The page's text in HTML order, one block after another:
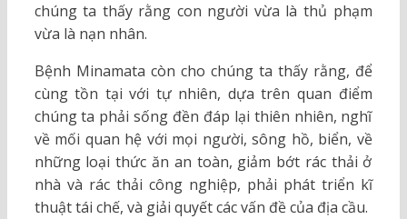
chúng ta thấy rằng con người vừa là thủ phạm
vừa là nạn nhân.
Bệnh Minamata còn cho chúng ta thấy rằng, để
cùng tồn tại với tự nhiên, dựa trên quan điểm
chúng ta phải sống đền đáp lại thiên nhiên, nghĩ
về mối quan hệ với mọi người, sông hồ, biển, về
những loại thức ăn an toàn, giảm bớt rác thải ở
nhà và rác thải công nghiệp, phải phát triển kĩ
thuật tái chế, và giải quyết các vấn đề của địa cầu.